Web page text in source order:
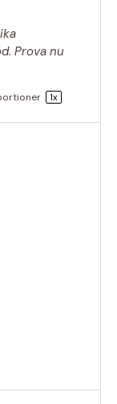
Prova nu
1x